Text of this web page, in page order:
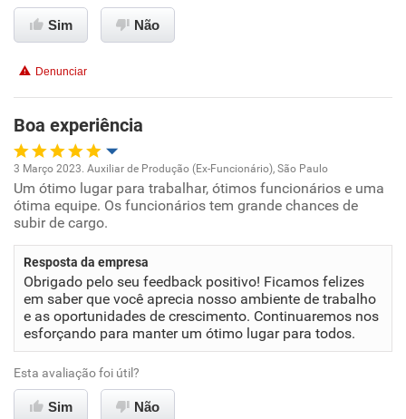
Benefícios
Sim Não
Denunciar
Boa experiência
Oportunidade de promoção
Ambiente de trabalho
Conciliação com a vida familiar
Benefícios
Recomenda esta empresa
3 Março 2023. Auxiliar de Produção (Ex-Funcionário), São Paulo
Um ótimo lugar para trabalhar, ótimos funcionários e uma
ótima equipe. Os funcionários tem grande chances de
subir de cargo.
Resposta da empresa
Obrigado pelo seu feedback positivo! Ficamos felizes
em saber que você aprecia nosso ambiente de trabalho
e as oportunidades de crescimento. Continuaremos nos
esforçando para manter um ótimo lugar para todos.
Esta avaliação foi útil?
Sim Não